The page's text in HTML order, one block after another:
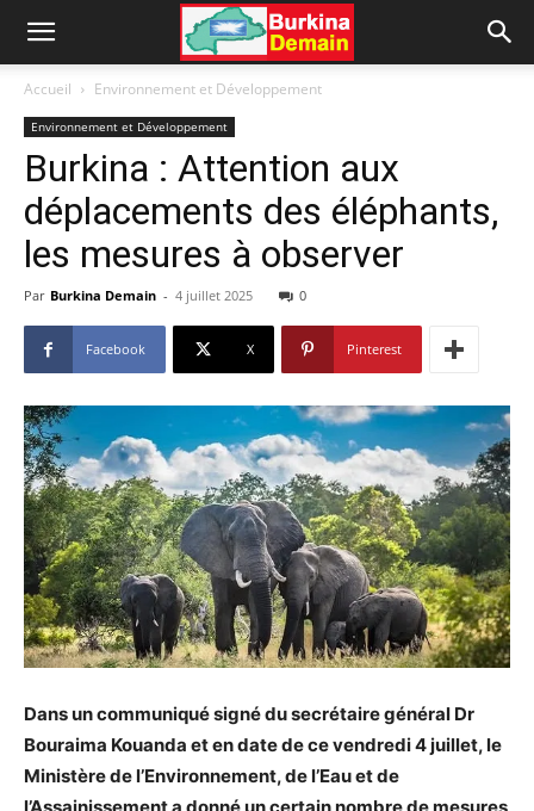
Accueil Environnement et Développement
Environnement et Développement
Burkina : Attention aux
déplacements des éléphants,
les mesures à observer
Par Burkina Demain - 4 juillet 2025 0
Facebook X Pinterest
Dans un communiqué signé du secrétaire général Dr
Bouraima Kouanda et en date de ce vendredi 4 juillet, le
Ministère de l’Environnement, de l’Eau et de
l’Assainissement a donné un certain nombre de mesures